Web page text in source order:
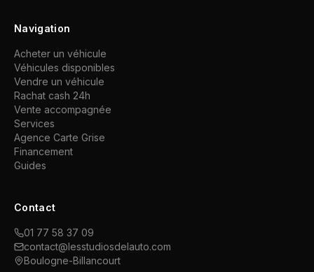
Navigation
Acheter un véhicule
Véhicules disponibles
Vendre un véhicule
Rachat cash 24h
Vente accompagnée
Services
Agence Carte Grise
Financement
Guides
Contact
01 77 58 37 09
contact@lesstudiosdelauto.com
Boulogne-Billancourt